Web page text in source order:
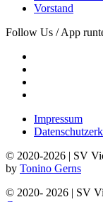
Vorstand
Follow Us / App
Impressum
© 2020-2026 | SV
by Tonino Gerns
© 2020- 2026 | SV